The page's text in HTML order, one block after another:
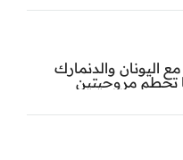
اليونان والدنمارك
تحطم مروحيتين